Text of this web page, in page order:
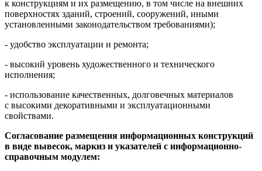
к конструкциям и их размещению, в том числе на внешних
поверхностях зданий, строений, сооружений, иными
установленными законодательством требованиями);
- удобство эксплуатации и ремонта;
- высокий уровень художественного и технического
исполнения;
- использование качественных, долговечных материалов
с высокими декоративными и эксплуатационными
свойствами.
Согласование размещения информационных конструкций
в виде вывесок, маркиз и указателей с информационно-
справочным модулем: